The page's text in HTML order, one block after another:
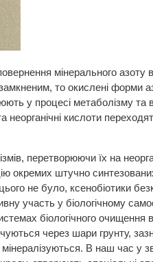
мінерального азоту
то окислені форми
у процесі метаболізму та
неорганічні кислоти
перетворюючи їх на
окремих штучно
не було, ксенобіотики
участь у біологічному
біологічного очищення
через шари грунту,
В наш час у